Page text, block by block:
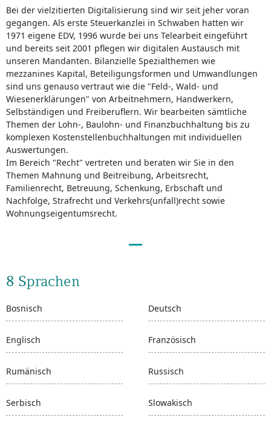
Bei der vielzitierten Digitalisierung sind wir seit jeher voran
gegangen. Als erste Steuerkanzlei in Schwaben hatten wir
1971 eigene EDV, 1996 wurde bei uns Telearbeit eingeführt
und bereits seit 2001 pflegen wir digitalen Austausch mit
unseren Mandanten. Bilanzielle Spezialthemen wie
mezzanines Kapital, Beteiligungsformen und Umwandlungen
sind uns genauso vertraut wie die "Feld-, Wald- und
Wiesenerklärungen" von Arbeitnehmern, Handwerkern,
Selbständigen und Freiberuflern. Wir bearbeiten sämtliche
Themen der Lohn-, Baulohn- und Finanzbuchhaltung bis zu
komplexen Kostenstellenbuchhaltungen mit individuellen
Auswertungen.
Im Bereich "Recht" vertreten und beraten wir Sie in den
Themen Mahnung und Beitreibung, Arbeitsrecht,
Familienrecht, Betreuung, Schenkung, Erbschaft und
Nachfolge, Strafrecht und Verkehrs(unfall)recht sowie
Wohnungseigentumsrecht.
8 Sprachen
Bosnisch Deutsch
Englisch Französisch
Rumänisch Russisch
Serbisch Slowakisch